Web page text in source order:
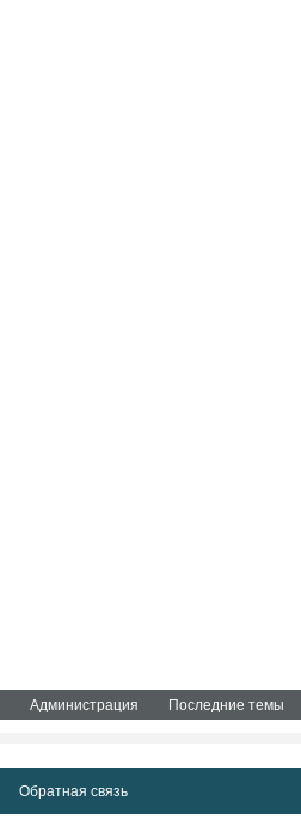
Администрация Последние темы
Обратная связь